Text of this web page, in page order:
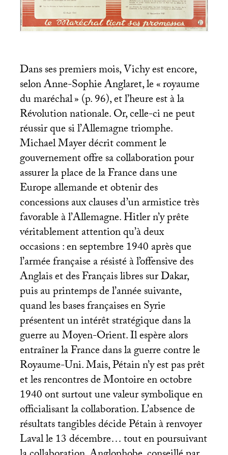
Dans ses premiers mois, Vichy est encore,
selon Anne-Sophie Anglaret, le «royaume
du maréchal» (p. 96), et l’heure est à la
Révolution nationale. Or, celle-ci ne peut
réussir que si l’Allemagne triomphe.
Michael Mayer décrit comment le
gouvernement offre sa collaboration pour
assurer la place de la France dans une
Europe allemande et obtenir des
concessions aux clauses d’un armistice très
favorable à l’Allemagne. Hitler n’y prête
véritablement attention qu’à deux
occasions : en septembre 1940 après que
l’armée française a résisté à l’offensive des
Anglais et des Français libres sur Dakar,
puis au printemps de l’année suivante,
quand les bases françaises en Syrie
présentent un intérêt stratégique dans la
guerre au Moyen-Orient. Il espère alors
entraîner la France dans la guerre contre le
Royaume-Uni. Mais, Pétain n’y est pas prêt
et les rencontres de Montoire en octobre
1940 ont surtout une valeur symbolique en
officialisant la collaboration. L’absence de
résultats tangibles décide Pétain à renvoyer
Laval le 13 décembre… tout en poursuivant